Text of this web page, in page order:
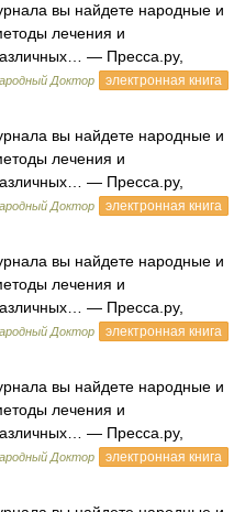
вы найдете народные и
лечения и
— Пресса.ру,
Доктор электронная книга
вы найдете народные и
лечения и
— Пресса.ру,
Доктор электронная книга
вы найдете народные и
лечения и
— Пресса.ру,
Доктор электронная книга
вы найдете народные и
лечения и
— Пресса.ру,
Доктор электронная книга